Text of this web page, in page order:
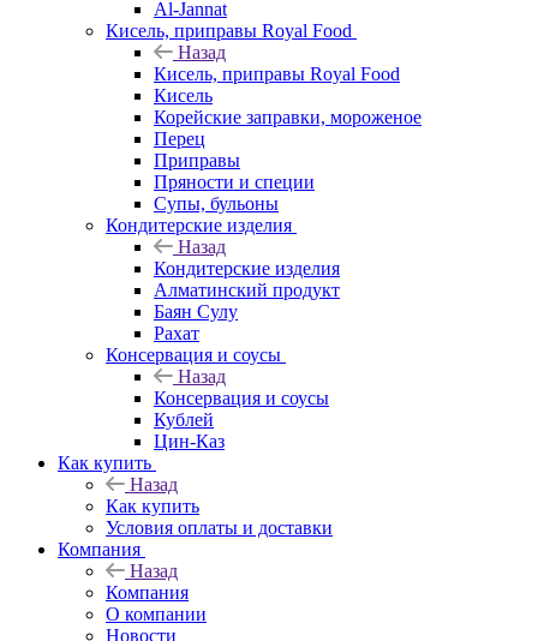
Al-Jannat
Кисель, приправы Royal Food
Назад
Кисель, приправы Royal Food
Кисель
Корейские заправки, мороженое
Перец
Приправы
Пряности и специи
Супы, бульоны
Кондитерские изделия
Назад
Кондитерские изделия
Алматинский продукт
Баян Сулу
Рахат
Консервация и соусы
Назад
Консервация и соусы
Кублей
Цин-Каз
Как купить
Назад
Как купить
Условия оплаты и доставки
Компания
Назад
Компания
О компании
Новости